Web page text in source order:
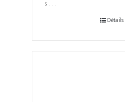
s . . .
Détails